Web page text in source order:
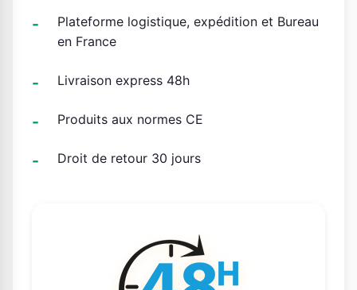
Plateforme logistique, expédition et Bureau
en France
Livraison express 48h
Produits aux normes CE
Droit de retour 30 jours